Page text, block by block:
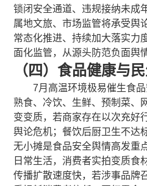
锁闭安全通道、违规接纳未成
属地文旅、市场监管将承受舆
常态化推进、持续加大落实力
面化监管，从源头防范负面舆
（四）食品健康与
7月高温环境极易催生食
熟食、冷饮、生鲜、预制菜、
变变质，若商家存在以次充好
舆论危机；餐饮后厨卫生不达
无小摊是食品安全舆情高发重
日常生活，消费者实拍变质食
传播扩散速度快，若涉事品牌